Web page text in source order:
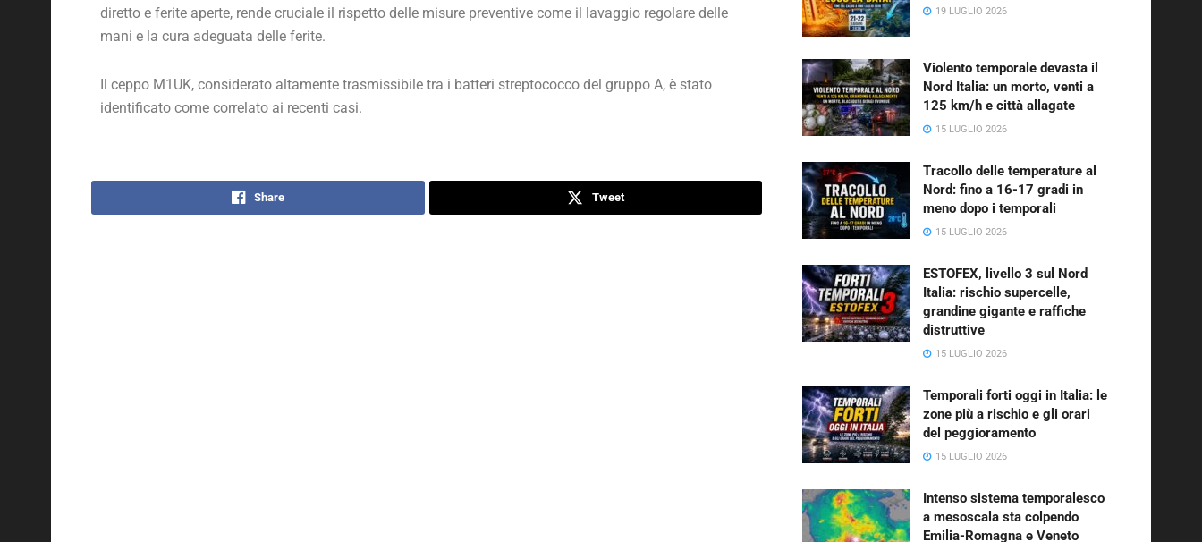
diretto e ferite aperte, rende cruciale il rispetto delle misure preventive come il lavaggio regolare delle
mani e la cura adeguata delle ferite.
Il ceppo M1UK, considerato altamente trasmissibile tra i batteri streptococco del gruppo A, è stato
identificato come correlato ai recenti casi.
Share Tweet
19 LUGLIO 2026
Violento temporale devasta il
Nord Italia: un morto, venti a
125 km/h e città allagate
15 LUGLIO 2026
Tracollo delle temperature al
Nord: fino a 16-17 gradi in
meno dopo i temporali
15 LUGLIO 2026
ESTOFEX, livello 3 sul Nord
Italia: rischio supercelle,
grandine gigante e raffiche
distruttive
15 LUGLIO 2026
Temporali forti oggi in Italia: le
zone più a rischio e gli orari
del peggioramento
15 LUGLIO 2026
Intenso sistema temporalesco
a mesoscala sta colpendo
Emilia-Romagna e Veneto